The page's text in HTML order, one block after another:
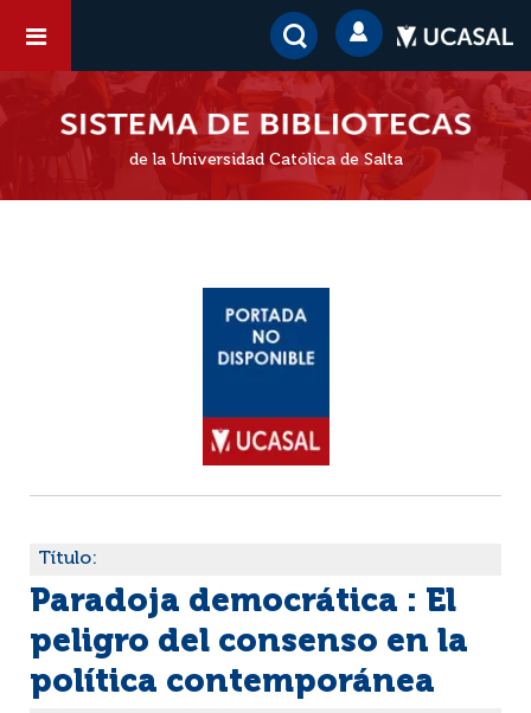
de la Universidad Católica de Salta
Título:
Paradoja democrática : El
peligro del consenso en la
política contemporánea